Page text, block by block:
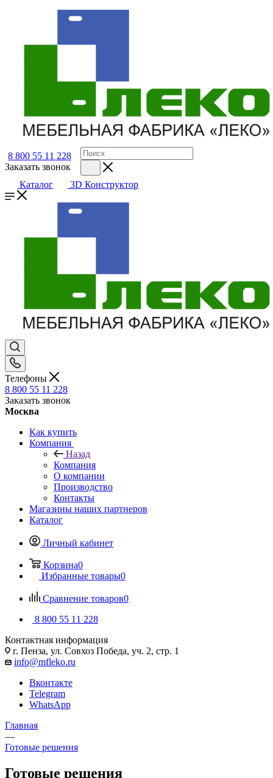
8 800 55 11 228
Заказать звонок
Каталог
3D Конструктор
Телефоны
8 800 55 11 228
Заказать звонок
Москва
Как купить
Компания
Назад
Компания
О компании
Производство
Контакты
Магазины наших партнеров
Каталог
Личный кабинет
Корзина0
Избранные товары0
Сравнение товаров0
8 800 55 11 228
Контактная информация
г. Пенза, ул. Совхоз Победа, уч. 2, стр. 1
info@mfleko.ru
Вконтакте
Telegram
WhatsApp
Главная
—
Готовые решения
Готовые решения